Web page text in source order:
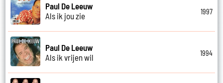
Paul De Leeuw
Als ik jou zie
1997
Paul De Leeuw
Als ik vrijen wil
1994